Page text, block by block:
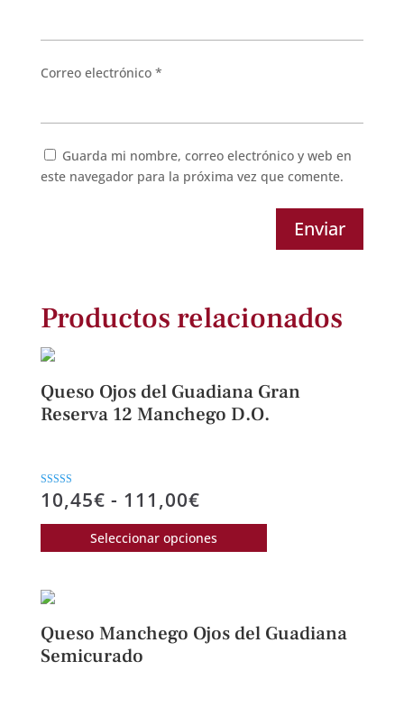
Correo electrónico *
Guarda mi nombre, correo electrónico y web en
este navegador para la próxima vez que comente.
Enviar
Productos relacionados
Queso Ojos del Guadiana Gran
Reserva 12 Manchego D.O.
Valorado con
5.00
10,45€ - 111,00€Rango
de
precios:
111,00€
Seleccionar opciones
Este
Las
Queso Manchego Ojos del Guadiana
Semicurado